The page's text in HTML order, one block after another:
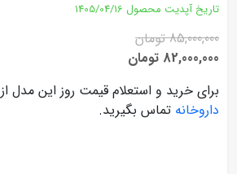
تاریخ آپدیت محصول 1405/04/16
85,000,000 تومان
82,000,000 تومان
برای خرید و استعلام قیمت روز این مدل از
داروخانه تماس بگیرید.